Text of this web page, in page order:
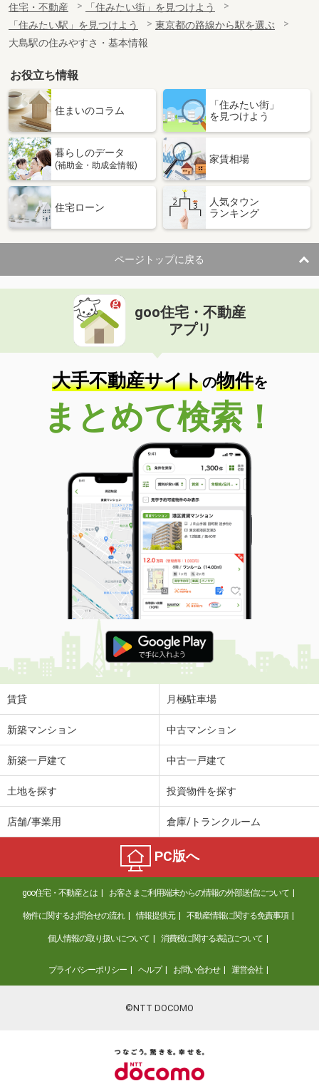
住宅・不動産
「住みたい街」を見つけよう
「住みたい駅」を見つけよう
東京都の路線から駅を選ぶ
大島駅の住みやすさ・基本情報
お役立ち情報
住まいのコラム
「住みたい街」
を見つけよう
暮らしのデータ
(補助金・助成金情報)
家賃相場
住宅ローン
人気タウン
ランキング
ページトップに戻る
goo住宅・不動産
アプリ
大手不動産サイトの物件を
まとめて検索！
賃貸 月極駐車場
新築マンション 中古マンション
新築一戸建て 中古一戸建て
土地を探す 投資物件を探す
店舗/事業用 倉庫/トランクルーム
PC版へ
goo住宅・不動産とは お客さまご利用端末からの情報の外部送信について
物件に関するお問合せの流れ 情報提供元 不動産情報に関する免責事項
個人情報の取り扱いについて 消費税に関する表記について
プライバシーポリシー ヘルプ お問い合わせ 運営会社
©NTT DOCOMO